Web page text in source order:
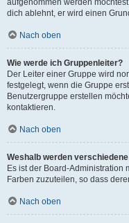
aufgenommen werden
dich ablehnt, er wird einen
Nach oben
Wie werde ich Gruppenleiter?
Der Leiter einer Gruppe wird
festgelegt, wenn die Gruppe
Benutzergruppe erstellen
kontaktieren.
Nach oben
Weshalb werden
Es ist der Board-Administration
Farben zuzuteilen, so dass
Nach oben